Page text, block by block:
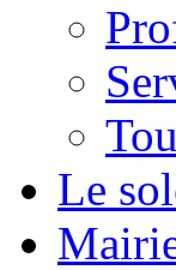
Le